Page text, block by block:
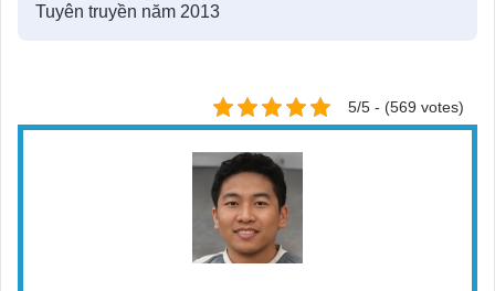
Tuyên truyền năm 2013
5/5 - (569 votes)